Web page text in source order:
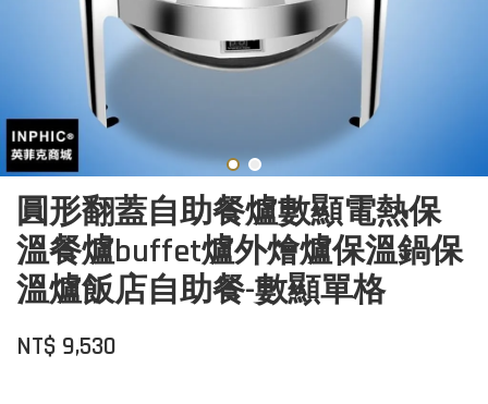
圓形翻蓋自助餐爐數顯電熱保
溫餐爐buffet爐外燴爐保溫鍋保
溫爐飯店自助餐-數顯單格
NT$ 9,530